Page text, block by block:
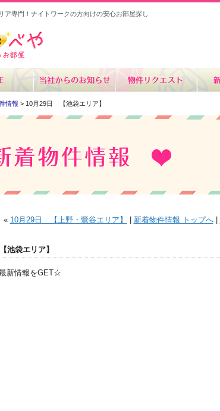
ア専門！ナイトワークの方向けの安心お部屋探し
情報 > 10月29日 【池袋エリア】
« 10月29日 【上野・鶯谷エリア】 新着物件情報 トップへ|
池袋エリア】
新情報をGET☆